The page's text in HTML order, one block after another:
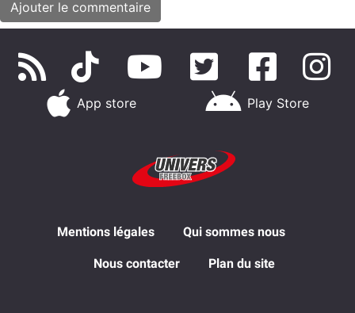
App store Play Store
Mentions légales Qui sommes nous
Nous contacter Plan du site